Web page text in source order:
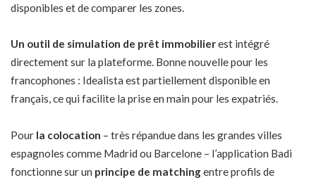
disponibles et de comparer les zones.
Un outil de simulation de prêt immobilierest intégré
directement sur la plateforme. Bonne nouvelle pour les
francophones : Idealista est partiellement disponible en
français, ce qui facilite la prise en main pour les expatriés.
Pour la colocation – très répandue dans les grandes villes
espagnoles comme Madrid ou Barcelone – l’application Badi
fonctionne sur un principe de matchingentre profils de